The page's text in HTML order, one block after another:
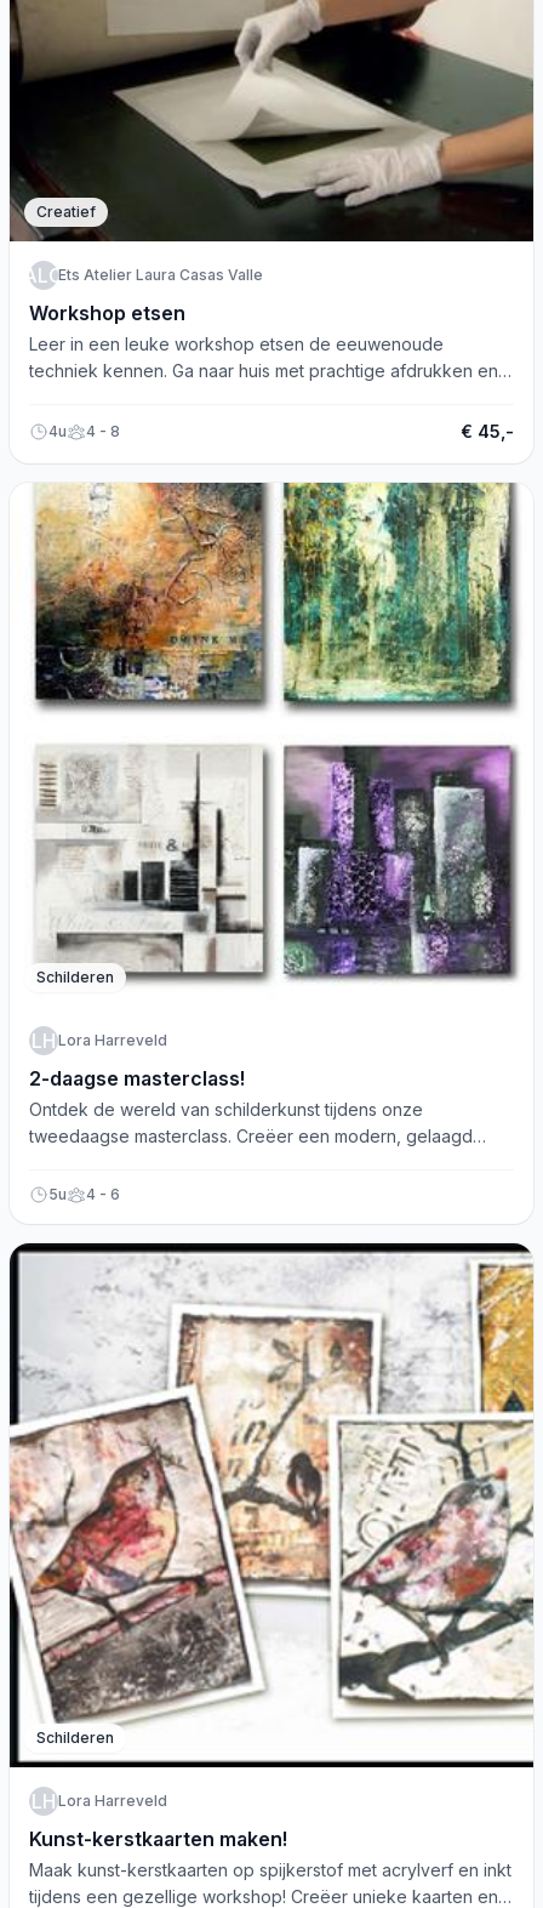
Creatief
EALCVEts Atelier Laura Casas Valle
Workshop etsen
Leer in een leuke workshop etsen de eeuwenoude
techniek kennen. Ga naar huis met prachtige afdrukken en
4u 4 - 8 € 45,-
Schilderen
LH Lora Harreveld
2-daagse masterclass!
Ontdek de wereld van schilderkunst tijdens onze
tweedaagse masterclass. Creëer een modern, gelaagd
nu!5u 4 - 6
Schilderen
LH Lora Harreveld
Kunst-kerstkaarten maken!
Maak kunst-kerstkaarten op spijkerstof met acrylverf en inkt
tijdens een gezellige workshop! Creëer unieke kaarten en